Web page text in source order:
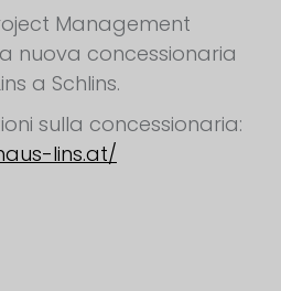
Management
nuova concessionaria
a Schlins.
sulla concessionaria:
lins.at/